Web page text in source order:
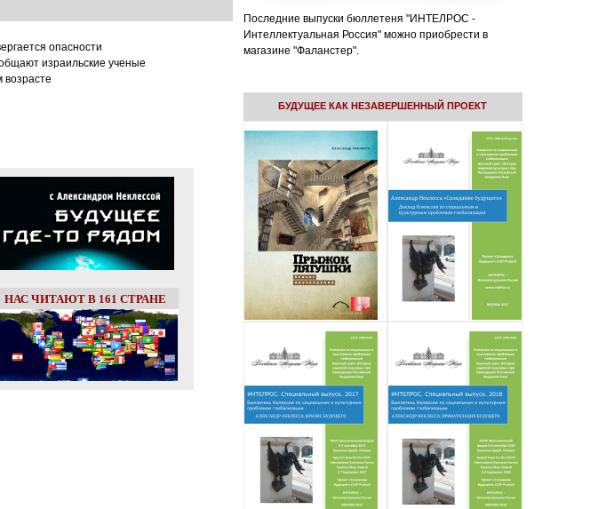
опасности
израильские ученые
возрасте
НАС ЧИТАЮТ В 161 СТРАНЕ
Последние выпуски бюллетеня "ИНТЕЛРОС -
Интеллектуальная Россия" можно приобрести в
магазине "Фаланстер".
БУДУЩЕЕ КАК НЕЗАВЕРШЕННЫЙ ПРОЕКТ